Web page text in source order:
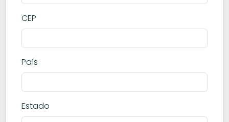
CEP
País
Estado